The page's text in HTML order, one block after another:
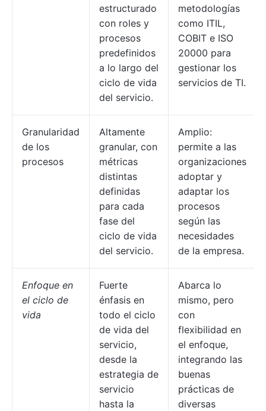
estructurado
con roles y
procesos
predefinidos
a lo largo del
ciclo de vida
del servicio.
metodologías
como ITIL,
COBIT e ISO
20000 para
gestionar los
servicios de TI.
Granularidad
de los
procesos
Altamente
granular, con
métricas
distintas
definidas
para cada
fase del
ciclo de vida
del servicio.
Amplio:
permite a las
organizaciones
adoptar y
adaptar los
procesos
según las
necesidades
de la empresa.
Enfoque en
el ciclo de
vida
Fuerte
énfasis en
todo el ciclo
de vida del
servicio,
desde la
estrategia de
servicio
hasta la
Abarca lo
mismo, pero
con
flexibilidad en
el enfoque,
integrando las
buenas
prácticas de
diversas